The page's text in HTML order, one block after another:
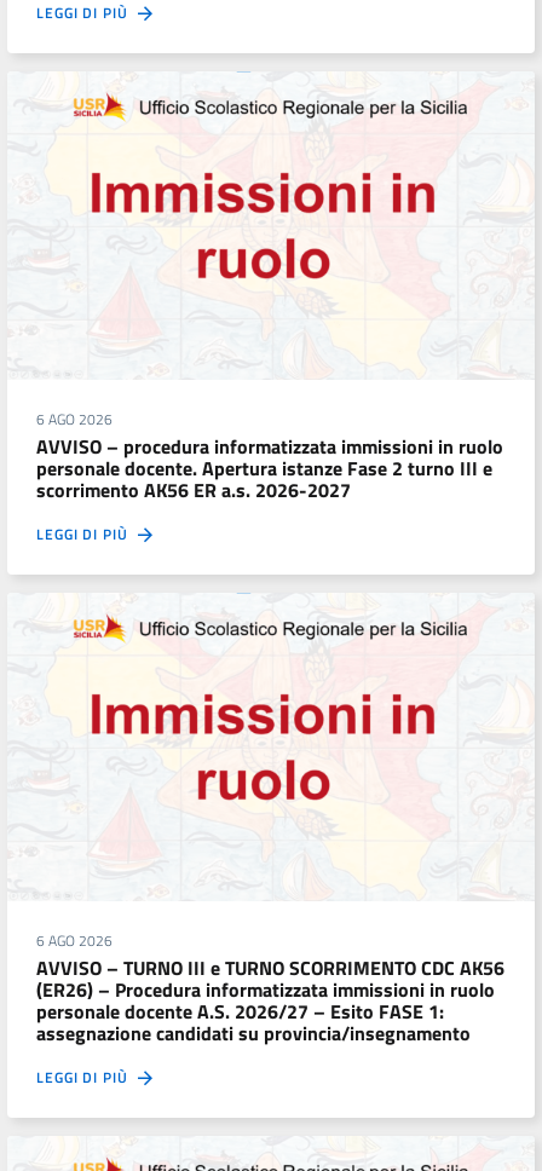
LEGGI DI PIÙ
6 AGO 2026
AVVISO – procedura informatizzata immissioni in ruolo
personale docente. Apertura istanze Fase 2 turno III e
scorrimento AK56 ER a.s. 2026-2027
LEGGI DI PIÙ
6 AGO 2026
AVVISO – TURNO III e TURNO SCORRIMENTO CDC AK56
(ER26) – Procedura informatizzata immissioni in ruolo
personale docente A.S. 2026/27 – Esito FASE 1:
assegnazione candidati su provincia/insegnamento
LEGGI DI PIÙ